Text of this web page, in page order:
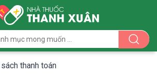
thanh toán